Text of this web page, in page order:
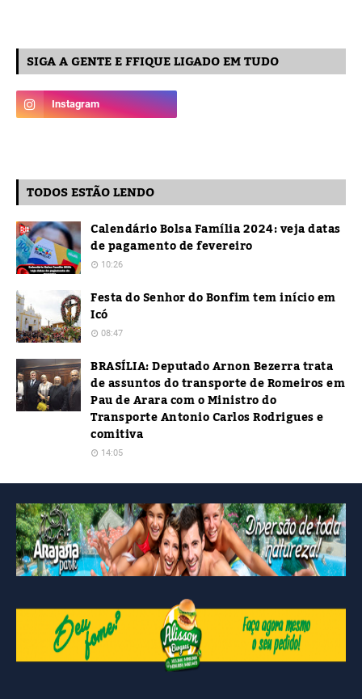
SIGA A GENTE E FFIQUE LIGADO EM TUDO
TODOS ESTÃO LENDO
Calendário Bolsa Família 2024: veja datas
de pagamento de fevereiro
10:26
Festa do Senhor do Bonfim tem início em
Icó
08:47
BRASÍLIA: Deputado Arnon Bezerra trata
de assuntos do transporte de Romeiros em
Pau de Arara com o Ministro do
Transporte Antonio Carlos Rodrigues e
comitiva
14:05